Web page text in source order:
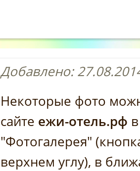
Добавлено:
Некоторые фото
сайте ежи-отель.рф
"Фотогалерея"
верхнем углу), в